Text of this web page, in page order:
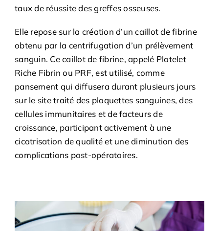
taux de réussite des greffes osseuses.
Elle repose sur la création d’un caillot de fibrine
obtenu par la centrifugation d’un prélèvement
sanguin. Ce caillot de fibrine, appelé Platelet
Riche Fibrin ou PRF, est utilisé, comme
pansement qui diffusera durant plusieurs jours
sur le site traité des plaquettes sanguines, des
cellules immunitaires et de facteurs de
croissance, participant activement à une
cicatrisation de qualité et une diminution des
complications post-opératoires.